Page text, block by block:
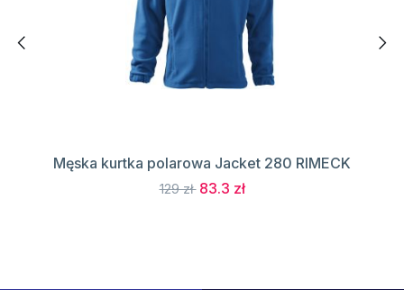
Męska kurtka polarowa Jacket 280 RIMECK
129 zł 83.3 zł